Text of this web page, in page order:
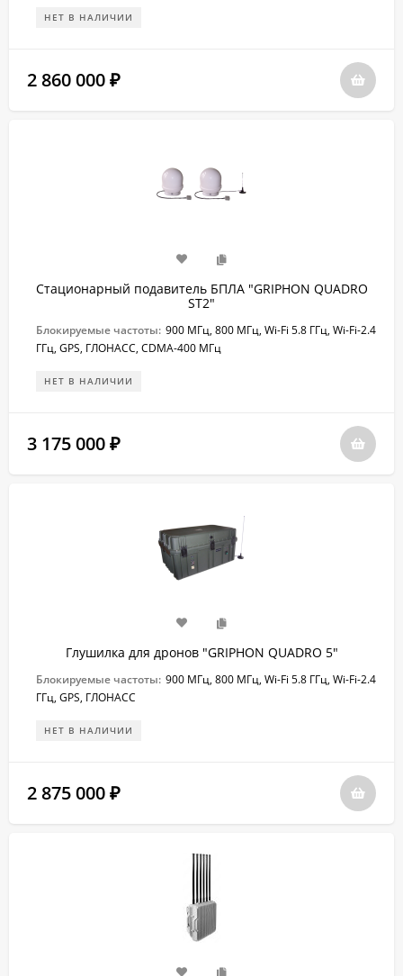
НЕТ В НАЛИЧИИ
2 860 000 ₽
Стационарный подавитель БПЛА "GRIPHON QUADRO
ST2"
Блокируемые частоты: 900 МГц, 800 МГц, Wi-Fi 5.8 ГГц, Wi-Fi-2.4
ГГц, GPS, ГЛОНАСС, CDMA-400 МГц
НЕТ В НАЛИЧИИ
3 175 000 ₽
Глушилка для дронов "GRIPHON QUADRO 5"
Блокируемые частоты: 900 МГц, 800 МГц, Wi-Fi 5.8 ГГц, Wi-Fi-2.4
ГГц, GPS, ГЛОНАСС
НЕТ В НАЛИЧИИ
2 875 000 ₽